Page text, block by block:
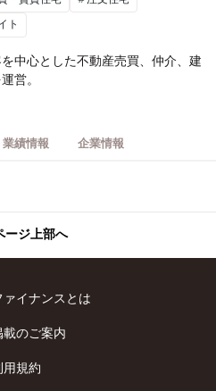
ト
中心とした不動産売買、仲介、建
営。
業績情報 企業情報
ージ上部へ
ァイナンスとは
載のご案内
用規約